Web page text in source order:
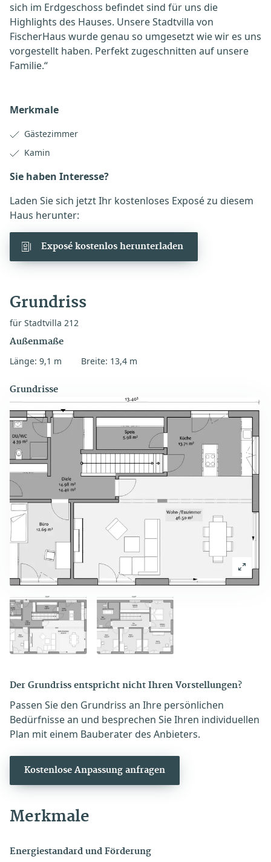
sich im Erdgeschoss befindet sind für uns die
Highlights des Hauses. Unsere Stadtvilla von
FischerHaus wurde genau so umgesetzt wie wir es uns
vorgestellt haben. Perfekt zugeschnitten auf unsere
Familie.“
Merkmale
Gästezimmer
Kamin
Sie haben Interesse?
Laden Sie sich jetzt Ihr kostenloses Exposé zu diesem
Haus herunter:
Exposé kostenlos herunterladen
Grundriss
für Stadtvilla 212
Außenmaße
Länge: 9,1 m Breite: 13,4 m
Grundrisse
Der Grundriss entspricht nicht Ihren Vorstellungen?
Passen Sie den Grundriss an Ihre persönlichen
Bedürfnisse an und besprechen Sie Ihren individuellen
Plan mit einem Bauberater des Anbieters.
Kostenlose Anpassung anfragen
Merkmale
Energiestandard und Förderung